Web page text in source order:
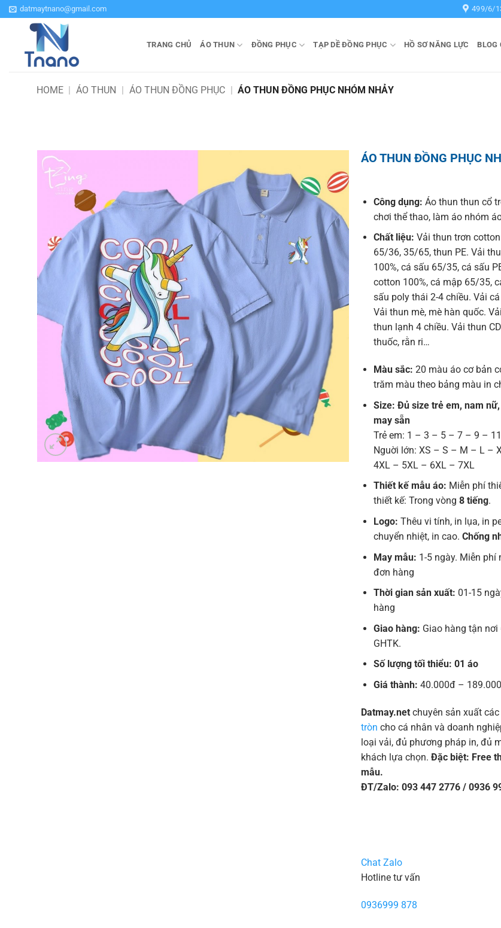
Bỏ
qua
datmaytnano@gmail.com 499/6/
TRANG CHỦ ÁO THUN ĐỒNG PHỤC TẠP DỀ ĐỒNG PHỤC HỒ SƠ NĂNG LỰC BLOG
HOME | ÁO THUN | ÁO THUN ĐỒNG PHỤC | ÁO THUN ĐỒNG PHỤC NHÓM NHẢY
ÁO THUN ĐỒNG PHỤC
Công dụng: Áo thun thun cổ
chơi thể thao, làm áo nhóm
Chất liệu: Vải thun trơn
65/36, 35/65, thun PE. Vải
100%, cá sấu 65/35, cá sấu
cotton 100%, cá mập 65/35,
sấu poly thái 2-4 chiều. Vải
Vải thun mè, mè hàn quốc.
thun lạnh 4 chiều. Vải thun
thuốc, rằn ri…
Màu sắc: 20 màu áo cơ bản
trăm màu theo bảng màu in
Size: Đủ size trẻ em, nam
may sẵn
Trẻ em: 1 – 3 – 5 – 7 – 9 –
Nguời lớn: XS – S – M – L –
4XL – 5XL – 6XL – 7XL
Thiết kế mẫu áo: Miễn phí
thiết kế: Trong vòng 8 tiếng.
Logo: Thêu vi tính, in lụa, in
chuyển nhiệt, in cao. Chống
May mẫu: 1-5 ngày. Miễn phí
đơn hàng
Thời gian sản xuất: 01-15
hàng
Giao hàng: Giao hàng tận
GHTK.
Số lượng tối thiểu: 01 áo
Giá thành: 40.000đ –
Datmay.net chuyên sản xuất
tròn cho cá nhân và doanh
loại vải, đủ phương pháp in, đủ
khách lựa chọn. Đặc biệt: Free
mẫu.
ĐT/Zalo: 093 447 2776 / 0936
Chat Zalo
Hotline tư vấn
0936999 878